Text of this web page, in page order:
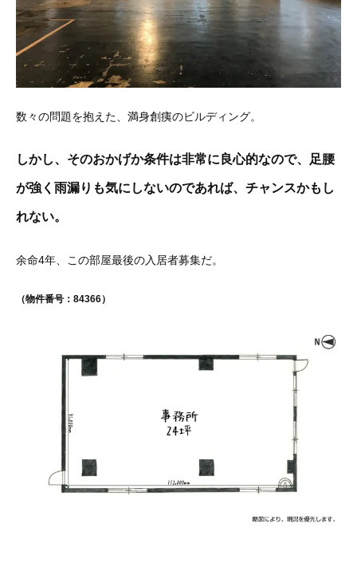
数々の問題を抱えた、満身創痍のビルディング。
しかし、そのおかげか条件は非常に良心的なので、足腰
が強く雨漏りも気にしないのであれば、チャンスかもし
れない。
余命4年、この部屋最後の入居者募集だ。
（物件番号：84366）